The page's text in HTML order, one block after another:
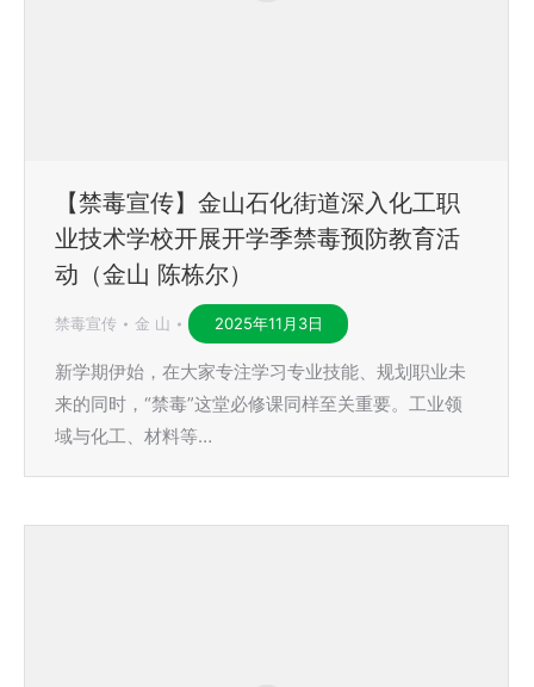
【禁毒宣传】金山石化街道深入化工职
业技术学校开展开学季禁毒预防教育活
动（金山 陈栋尔）
禁毒宣传 金 山 2025年11月3日
新学期伊始，在大家专注学习专业技能、规划职业未
来的同时，“禁毒”这堂必修课同样至关重要。工业领
域与化工、材料等…